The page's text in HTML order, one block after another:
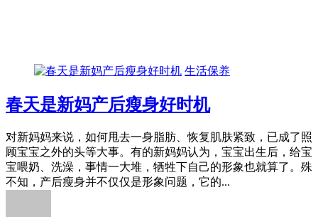
生活保养
春天是新妈产后瘦身好时机
对新妈妈来说，如何甩去一身脂肪、恢复肌肤紧致，已成了照
顾宝宝之外的头等大事。有的新妈妈认为，宝宝出生后，给宝
宝喂奶、洗澡，事情一大堆，牺牲下自己的形象也就算了。殊
不知，产后瘦身并不仅仅是形象问题，它的...